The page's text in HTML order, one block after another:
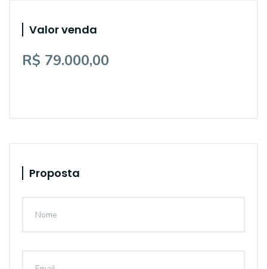
Valor venda
R$ 79.000,00
Proposta